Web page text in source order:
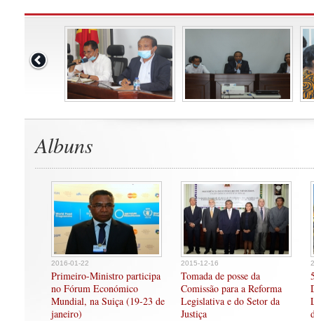
Albuns
2016-01-22
Primeiro-Ministro participa
no Fórum Económico
Mundial, na Suiça (19-23 de
janeiro)
2015-12-16
Tomada de posse da
Comissão para a Reforma
Legislativa e do Setor da
Justiça